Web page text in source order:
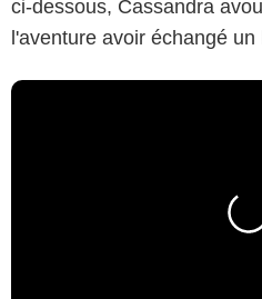
ci-dessous, Cassandra
l'aventure avoir échangé